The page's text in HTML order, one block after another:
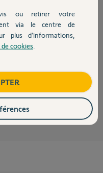
des exemples ...
jours à environ 200 m de la
en entier. C'est encore
ou retirer votre
via le centre de
plus d’informations,
cookies